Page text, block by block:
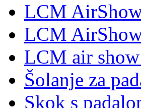
LCM
LCM
LCM air
Šolanje za
Skok s